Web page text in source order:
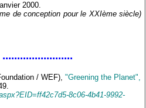
2000.
de conception pour le XXIème siècle)
........................
/ WEF), "Greening the Planet",
8c06-4b41-9992-